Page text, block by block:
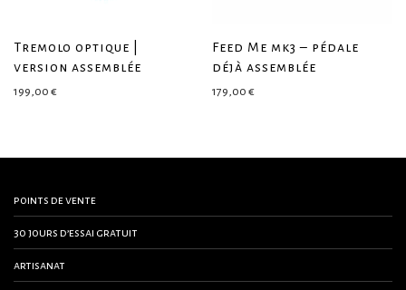
Tremolo optique |
version assemblée
199,00 €
Feed Me mk3 – pédale
déjà assemblée
179,00 €
points de vente
30 jours d’essai gratuit
artisanat